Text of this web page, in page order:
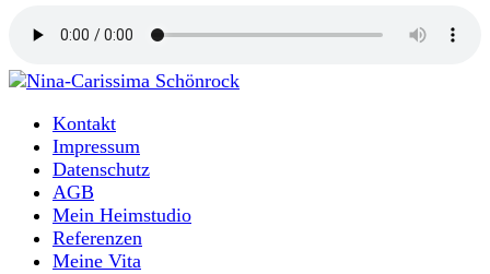
Nina-Carissima Schönrock
Moderatorin und Sprecherin
Kontakt
Impressum
Datenschutz
AGB
Mein Heimstudio
Referenzen
Meine Vita